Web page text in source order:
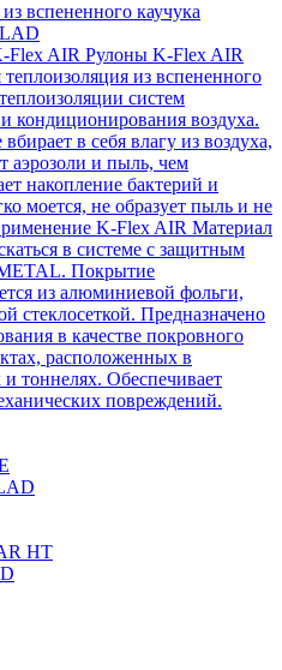
вспененного каучука
Flex AIR Рулоны K-Flex AIR
теплоизоляция из вспененного
систем
кондиционирования воздуха.
в себя влагу из воздуха,
аэрозоли и пыль, чем
накопление бактерий и
моется, не образует пыль и не
K-Flex AIR Материал
в системе c защитным
Покрытие
из алюминиевой фольги,
стеклосеткой. Предназначено
в качестве покровного
расположенных в
тоннелях. Обеспечивает
повреждений.
HT